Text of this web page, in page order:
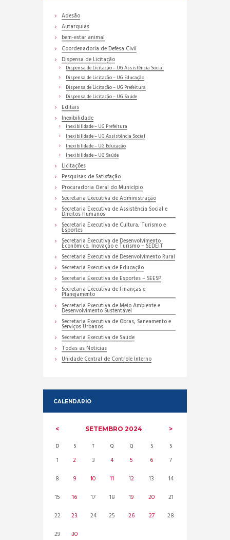
Adesão
Autarquias
bem-estar animal
Coordenadoria de Defesa Civil
Dispensa de Licitação
Dispensa de Licitação – UG Assistência Social
Dispensa de Licitação – UG Educação
Dispensa de Licitação – UG Prefeitura
Dispensa de Licitação – UG Saúde
Editais
Inexibilidade
Inexibilidade – UG Prefeitura
Inexibilidade – UG Assistência Social
Inexibilidade – UG Educação
Inexibilidade – UG Saúde
Licitações
Pesquisas de Satisfação
Procuradoria Geral do Município
Secretaria Executiva de Administração
Secretaria Executiva de Assistência Social e
Direitos Humanos
Secretaria Executiva de Cultura, Turismo e
Esportes
Secretaria Executiva de Desenvolvimento
Econômico, Inovação e Turismo – SEDEIT
Secretaria Executiva de Desenvolvimento Rural
Secretaria Executiva de Educação
Secretaria Executiva de Esportes – SEESP
Secretaria Executiva de Finanças e
Planejamento
Secretaria Executiva de Meio Ambiente e
Desenvolvimento Sustentável
Secretaria Executiva de Obras, Saneamento e
Serviços Urbanos
Secretaria Executiva de Saúde
Todas as Noticias
Unidade Central de Controle Interno
CALENDARIO
SETEMBRO 2024
D S T Q Q S S
1 2 3 4 5 6
7
8
9 10 11 12 13
14
15
16 17 18 19 20
21
22
23 24 25 26 27
28
29
30